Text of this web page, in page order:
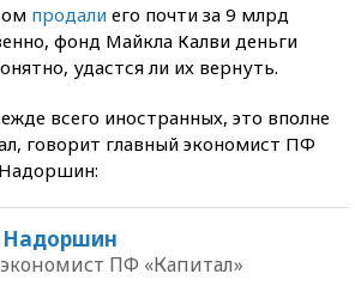
продали его почти за 9 млрд
фонд Майкла Калви деньги
удастся ли их вернуть.
всего иностранных, это вполне
говорит главный экономист ПФ
Надоршин:
Надоршин
ПФ «Капитал»